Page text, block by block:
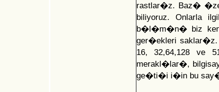
rastlar�z. Baz�
biliyoruz. Onlarla
b�l�m�n� biz
ger�ekleri
16, 32,64,128 ve
merakl�lar�,
ge�ti�i i�in bu